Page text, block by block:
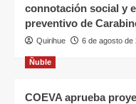
connotación social y
preventivo de
Quirihue 6 de agosto de
Ñuble
COEVA aprueba